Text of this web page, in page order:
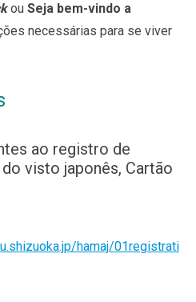
ou Seja bem-vindo a
necessárias para se viver
ao registro de
visto japonês, Cartão
hamaj/01registrati